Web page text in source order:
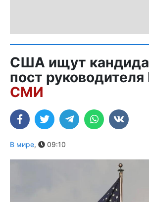
США ищут
пост
СМИ
В мире, 09:10